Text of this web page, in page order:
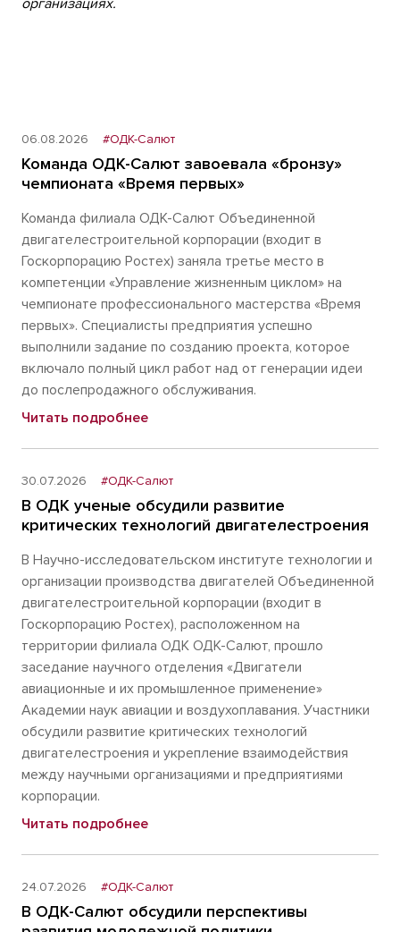
организациях.
06.08.2026 #ОДК-Салют
Команда ОДК-Салют завоевала «бронзу»
чемпионата «Время первых»
Команда филиала ОДК-Салют Объединенной
двигателестроительной корпорации (входит в
Госкорпорацию Ростех) заняла третье место в
компетенции «Управление жизненным циклом» на
чемпионате профессионального мастерства «Время
первых». Специалисты предприятия успешно
выполнили задание по созданию проекта, которое
включало полный цикл работ над от генерации идеи
до послепродажного обслуживания.
Читать подробнее
30.07.2026 #ОДК-Салют
В ОДК ученые обсудили развитие
критических технологий двигателестроения
В Научно-исследовательском институте технологии и
организации производства двигателей Объединенной
двигателестроительной корпорации (входит в
Госкорпорацию Ростех), расположенном на
территории филиала ОДК ОДК-Салют, прошло
заседание научного отделения «Двигатели
авиационные и их промышленное применение»
Академии наук авиации и воздухоплавания. Участники
обсудили развитие критических технологий
двигателестроения и укрепление взаимодействия
между научными организациями и предприятиями
корпорации.
Читать подробнее
24.07.2026 #ОДК-Салют
В ОДК-Салют обсудили перспективы